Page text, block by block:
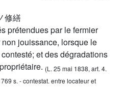
修繕
prétendues par le fermier
jouissance, lorsque le
et des dégradations
(L. 25 mai 1838, art. 4.
s. - contestat. entre locateur et